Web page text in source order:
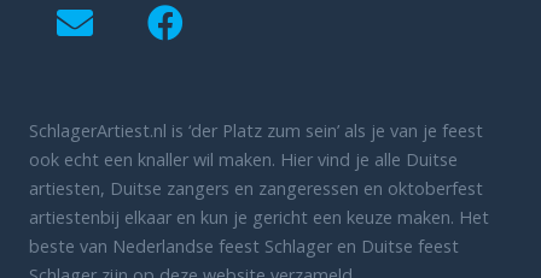
SchlagerArtiest.nl is ‘der Platz zum sein’ als je van je feest
ook echt een knaller wil maken. Hier vind je alle Duitse
artiesten, Duitse zangers en zangeressen en oktoberfest
artiestenbij elkaar en kun je gericht een keuze maken. Het
beste van Nederlandse feest Schlager en Duitse feest